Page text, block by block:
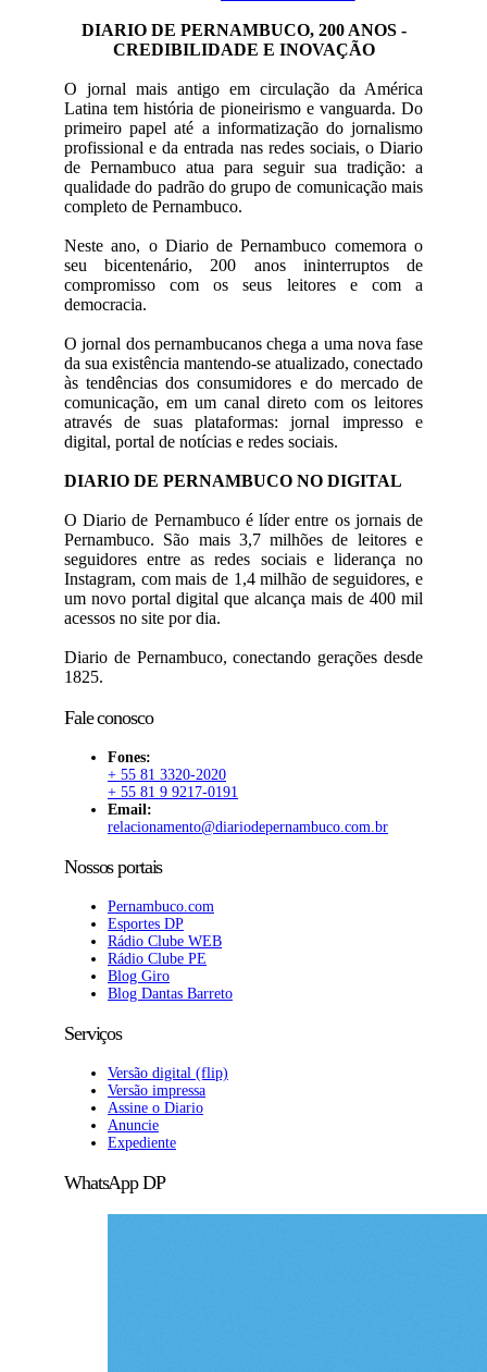
DIARIO DE PERNAMBUCO, 200 ANOS -
CREDIBILIDADE E INOVAÇÃO
O jornal mais antigo em circulação da América
Latina tem história de pioneirismo e vanguarda. Do
primeiro papel até a informatização do jornalismo
profissional e da entrada nas redes sociais, o Diario
de Pernambuco atua para seguir sua tradição: a
qualidade do padrão do grupo de comunicação mais
completo de Pernambuco.
Neste ano, o Diario de Pernambuco comemora o
seu bicentenário, 200 anos ininterruptos de
compromisso com os seus leitores e com a
democracia.
O jornal dos pernambucanos chega a uma nova fase
da sua existência mantendo-se atualizado, conectado
às tendências dos consumidores e do mercado de
comunicação, em um canal direto com os leitores
através de suas plataformas: jornal impresso e
digital, portal de notícias e redes sociais.
DIARIO DE PERNAMBUCO NO DIGITAL
O Diario de Pernambuco é líder entre os jornais de
Pernambuco. São mais 3,7 milhões de leitores e
seguidores entre as redes sociais e liderança no
Instagram, com mais de 1,4 milhão de seguidores, e
um novo portal digital que alcança mais de 400 mil
acessos no site por dia.
Diario de Pernambuco, conectando gerações desde
1825.
Fale conosco
Fones:
+ 55 81 3320-2020
+ 55 81 9 9217-0191
Email:
relacionamento@diariodepernambuco.com.br
Nossos portais
Pernambuco.com
Esportes DP
Rádio Clube WEB
Rádio Clube PE
Blog Giro
Blog Dantas Barreto
Serviços
Versão digital (flip)
Versão impressa
Assine o Diario
Anuncie
Expediente
WhatsApp DP